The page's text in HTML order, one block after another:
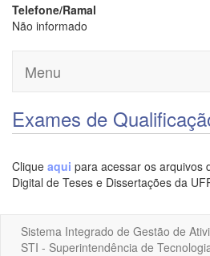
Telefone/Ramal
Não informado
Menu
Exames de
Clique aqui para acessar os arquivos
Digital de Teses e Dissertações da
Sistema Integrado de Gestão de
STI - Superintendência de